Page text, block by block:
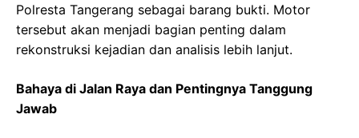
Polresta Tangerang sebagai barang bukti. Motor
tersebut akan menjadi bagian penting dalam
rekonstruksi kejadian dan analisis lebih lanjut.
Bahaya di Jalan Raya dan Pentingnya Tanggung
Jawab